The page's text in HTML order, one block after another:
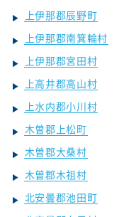
上伊那郡辰野町
上伊那郡南箕輪村
上伊那郡宮田村
上高井郡高山村
上水内郡小川村
木曽郡上松町
木曽郡大桑村
木曽郡木祖村
北安曇郡池田町